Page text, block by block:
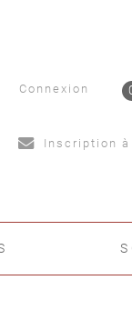
Connexion
Inscription